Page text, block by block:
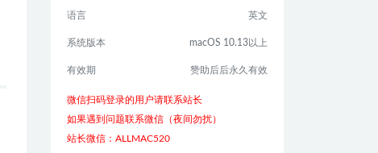
语言 英文
系统版本 macOS 10.13以上
有效期 赞助后后永久有效
微信扫码登录的用户请联系站长
如果遇到问题联系微信（夜间勿扰）
站长微信：ALLMAC520